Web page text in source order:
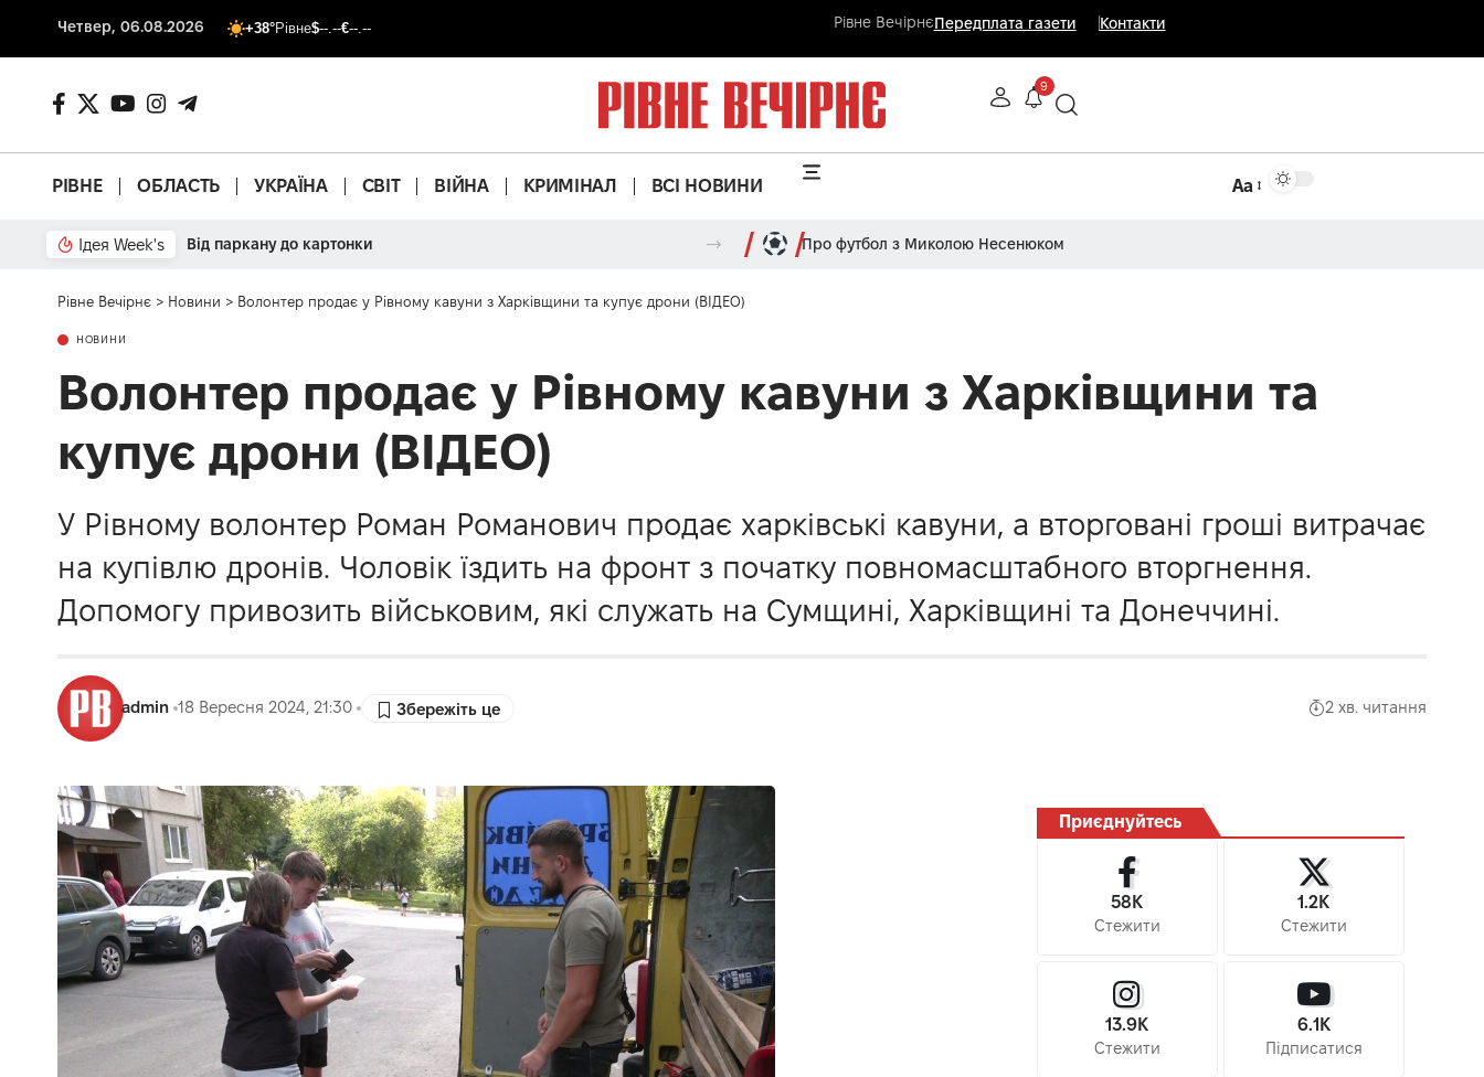
Четвер, 06.08.2026 +38°Рівне$--.--€--.-- Рівне ВечірнєПередплата газети Контакти
9
РІВНЕ ОБЛАСТЬ УКРАЇНА СВІТ ВІЙНА КРИМІНАЛ ВСІ НОВИНИ Аа
Ідея Week's Від паркану до картонки Про футбол з Миколою Несенюком
Рівне Вечірнє > Новини > Волонтер продає у Рівному кавуни з Харківщини та купує дрони (ВІДЕО)
НОВИНИ
Волонтер продає у Рівному кавуни з Харківщини та
купує дрони (ВІДЕО)
У Рівному волонтер Роман Романович продає харківські кавуни, а вторговані гроші витрачає
на купівлю дронів. Чоловік їздить на фронт з початку повномасштабного вторгнення.
Допомогу привозить військовим, які служать на Сумщині, Харківщині та Донеччині.
admin 18 Вересня 2024, 21:30 2 хв. читання
Приєднуйтесь
58K
Стежити
1.2K
Стежити
13.9K
Стежити
6.1K
Підписатися